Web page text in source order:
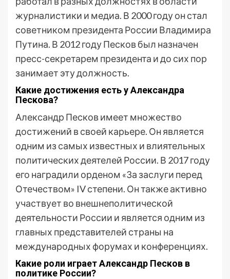
журналистики и медиа. В 2000 году он стал
советником президента России Владимира
Путина. В 2012 году Песков был назначен
пресс-секретарем президента и до сих пор
занимает эту должность.
Какие достижения есть у Александра
Пескова?
Александр Песков имеет множество
достижений в своей карьере. Он является
одним из самых известных и влиятельных
политических деятелей России. В 2017 году
его наградили орденом «За заслуги перед
Отечеством» IV степени. Он также активно
участвует во внешнеполитической
деятельности России и является одним из
главных представителей страны на
международных форумах и конференциях.
Какие роли играет Александр Песков в
политике России?